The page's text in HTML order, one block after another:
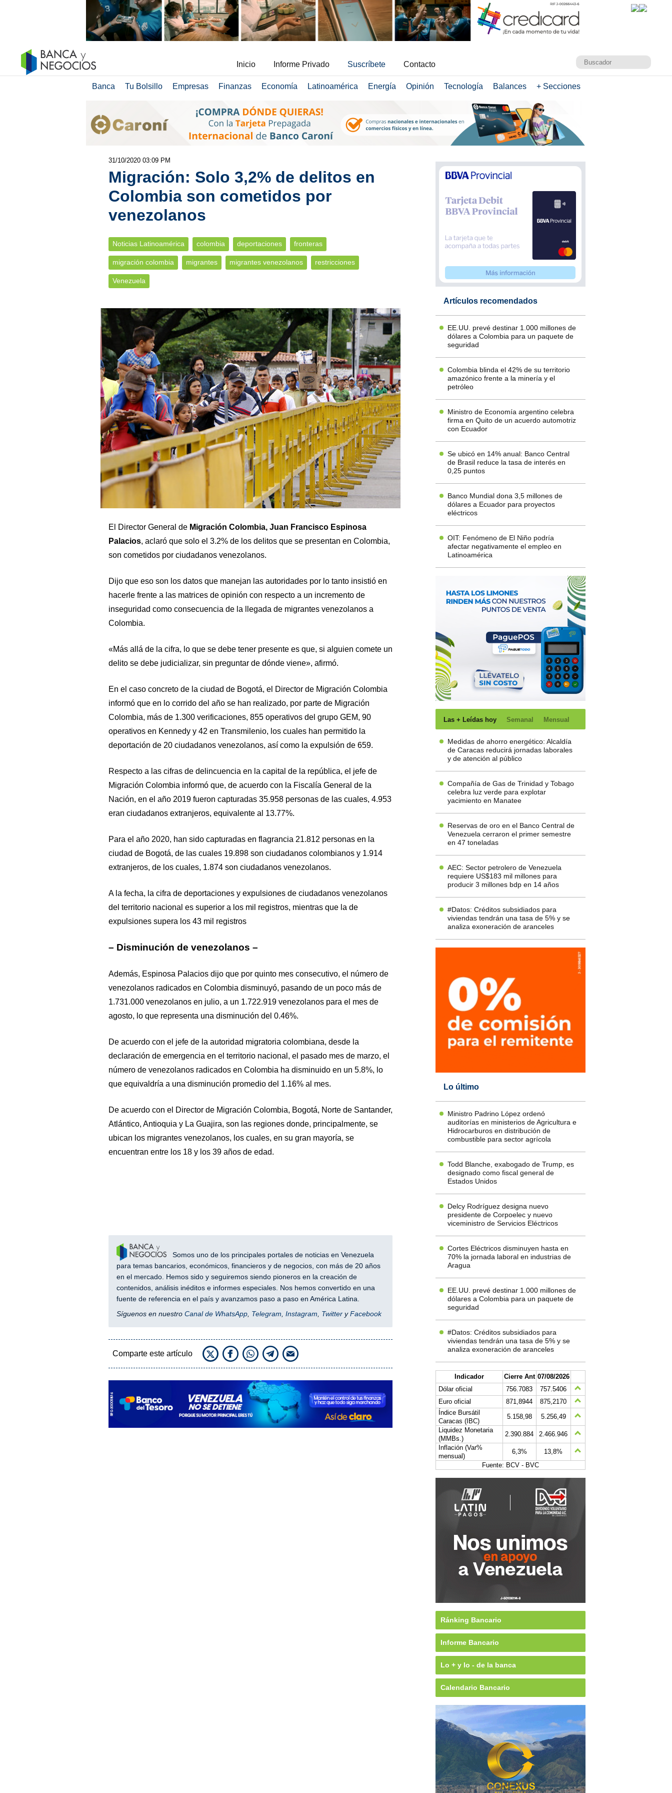
Inicio Informe Privado Suscríbete Contacto
Banca Tu Bolsillo Empresas Finanzas Economía Latinoamérica Energía Opinión Tecnología Balances + Secciones
31/10/2020 03:09 PM
Migración: Solo 3,2% de delitos en
Colombia son cometidos por
venezolanos
Noticias Latinoamérica colombia deportaciones fronteras
migración colombia migrantes migrantes venezolanos restricciones
Venezuela
El Director General de Migración Colombia, Juan Francisco Espinosa
Palacios, aclaró que solo el 3.2% de los delitos que se presentan en Colombia,
son cometidos por ciudadanos venezolanos.
Dijo que eso son los datos que manejan las autoridades por lo tanto insistió en
hacerle frente a las matrices de opinión con respecto a un incremento de
inseguridad como consecuencia de la llegada de migrantes venezolanos a
Colombia.
«Más allá de la cifra, lo que se debe tener presente es que, si alguien comete un
delito se debe judicializar, sin preguntar de dónde viene», afirmó.
En el caso concreto de la ciudad de Bogotá, el Director de Migración Colombia
informó que en lo corrido del año se han realizado, por parte de Migración
Colombia, más de 1.300 verificaciones, 855 operativos del grupo GEM, 90
operativos en Kennedy y 42 en Transmilenio, los cuales han permitido la
deportación de 20 ciudadanos venezolanos, así como la expulsión de 659.
Respecto a las cifras de delincuencia en la capital de la república, el jefe de
Migración Colombia informó que, de acuerdo con la Fiscalía General de la
Nación, en el año 2019 fueron capturadas 35.958 personas de las cuales, 4.953
eran ciudadanos extranjeros, equivalente al 13.77%.
Para el año 2020, han sido capturadas en flagrancia 21.812 personas en la
ciudad de Bogotá, de las cuales 19.898 son ciudadanos colombianos y 1.914
extranjeros, de los cuales, 1.874 son ciudadanos venezolanos.
A la fecha, la cifra de deportaciones y expulsiones de ciudadanos venezolanos
del territorio nacional es superior a los mil registros, mientras que la de
expulsiones supera los 43 mil registros
– Disminución de venezolanos –
Además, Espinosa Palacios dijo que por quinto mes consecutivo, el número de
venezolanos radicados en Colombia disminuyó, pasando de un poco más de
1.731.000 venezolanos en julio, a un 1.722.919 venezolanos para el mes de
agosto, lo que representa una disminución del 0.46%.
De acuerdo con el jefe de la autoridad migratoria colombiana, desde la
declaración de emergencia en el territorio nacional, el pasado mes de marzo, el
número de venezolanos radicados en Colombia ha disminuido en un 5.8%, lo
que equivaldría a una disminución promedio del 1.16% al mes.
De acuerdo con el Director de Migración Colombia, Bogotá, Norte de Santander,
Atlántico, Antioquia y La Guajira, son las regiones donde, principalmente, se
ubican los migrantes venezolanos, los cuales, en su gran mayoría, se
encuentran entre los 18 y los 39 años de edad.
Somos uno de los principales portales de noticias en Venezuela
para temas bancarios, económicos, financieros y de negocios, con más de 20 años
en el mercado. Hemos sido y seguiremos siendo pioneros en la creación de
contenidos, análisis inéditos e informes especiales. Nos hemos convertido en una
fuente de referencia en el país y avanzamos paso a paso en América Latina.
Síguenos en nuestro Canal de WhatsApp, Telegram Instagram TwitteryFacebook
Comparte este artículo
Artículos recomendados
EE.UU. prevé destinar 1.000 millones de
dólares a Colombia para un paquete de
seguridad
Colombia blinda el 42% de su territorio
amazónico frente a la minería y el
petróleo
Ministro de Economía argentino celebra
firma en Quito de un acuerdo automotriz
con Ecuador
Se ubicó en 14% anual: Banco Central
de Brasil reduce la tasa de interés en
0,25 puntos
Banco Mundial dona 3,5 millones de
dólares a Ecuador para proyectos
eléctricos
OIT: Fenómeno de El Niño podría
afectar negativamente el empleo en
Latinoamérica
Las + Leídas hoy Semanal Mensual
Medidas de ahorro energético: Alcaldía
de Caracas reducirá jornadas laborales
y de atención al público
Compañía de Gas de Trinidad y Tobago
celebra luz verde para explotar
yacimiento en Manatee
Reservas de oro en el Banco Central de
Venezuela cerraron el primer semestre
en 47 toneladas
AEC: Sector petrolero de Venezuela
requiere US$183 mil millones para
producir 3 millones bdp en 14 años
#Datos: Créditos subsidiados para
viviendas tendrán una tasa de 5% y se
analiza exoneración de aranceles
Lo último
Ministro Padrino López ordenó
auditorías en ministerios de Agricultura e
Hidrocarburos en distribución de
combustible para sector agrícola
Todd Blanche, exabogado de Trump, es
designado como fiscal general de
Estados Unidos
Delcy Rodríguez designa nuevo
presidente de Corpoelec y nuevo
viceministro de Servicios Eléctricos
Cortes Eléctricos disminuyen hasta en
70% la jornada laboral en industrias de
Aragua
EE.UU. prevé destinar 1.000 millones de
dólares a Colombia para un paquete de
seguridad
#Datos: Créditos subsidiados para
viviendas tendrán una tasa de 5% y se
analiza exoneración de aranceles
Indicador Cierre Ant 07/08/2026
Dólar oficial
756.7083
757.5406
Euro oficial
871,8944
875,2170
Índice Bursátil
Caracas (IBC)
5.158,98
5.256,49
Liquidez Monetaria
(MMBs.)
2.390.884
2.466.946
Inflación (Var%
mensual)
6,3%
13,8%
Fuente: BCV - BVC
Ránking Bancario
Informe Bancario
Lo + y lo - de la banca
Calendario Bancario